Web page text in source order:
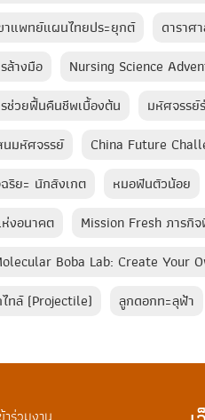
แพทย์แผนไทยประยุกต์
ดาราศ
ล้างมือ
Nursing Science
ช่วยฟื้นคืนชีพเบื้องต้น
มหัศจรรย์
นมหัศจรรย์
China Future
ริยะ นักสังเกต หมอฟันตัวน้อย
งอนาคต
Mission Fresh ภารกิ
Boba Lab: Create Your
ทล์ (Projectile) ลูกดอกทะลุฟ้า​